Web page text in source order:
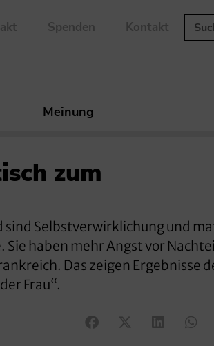
Spenden Kontakt
Meinung
zum
sind Selbstverwirklichung und
Sie haben mehr Angst vor
Das zeigen Ergebnisse
Frau“.